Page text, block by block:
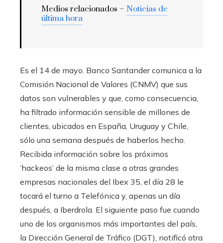
Medios relacionados – Noticias de
última hora
Es el 14 de mayo. Banco Santander comunica a la
Comisión Nacional de Valores (CNMV) que sus
datos son vulnerables y que, como consecuencia,
ha filtrado información sensible de millones de
clientes, ubicados en España, Uruguay y Chile,
sólo una semana después de haberlos hecho.
Recibida información sobre los próximos
‘hackeos’ de la misma clase a otras grandes
empresas nacionales del Ibex 35, el día 28 le
tocará el turno a Telefónica y, apenas un día
después, a Iberdrola. El siguiente paso fue cuando
uno de los organismos más importantes del país,
la Dirección General de Tráfico (DGT), notificó otra